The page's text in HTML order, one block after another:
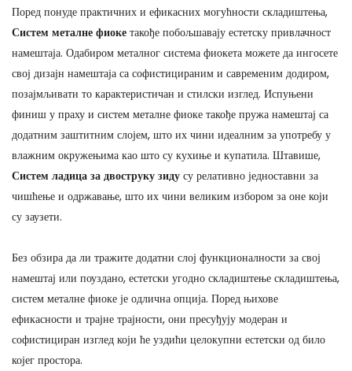
Поред понуде практичних и ефикасних могућности складиштења,
Систем металне фиоке такође побољшавају естетску привлачност
намештаја. Одабиром металног система фиокета можете да ингосете
свој дизајн намештаја са софистицираним и савременим додиром,
позајмљивати то карактеристичан и стилски изглед. Испуњени
финиш у праху и систем металне фиоке такође пружа намештај са
додатним заштитним слојем, што их чини идеалним за употребу у
влажним окружењима као што су кухиње и купатила. Штавише,
Систем ладица за двоструку зиду су релативно једноставни за
чишћење и одржавање, што их чини великим избором за оне који
су заузети.
Без обзира да ли тражите додатни слој функционалности за свој
намештај или поуздано, естетски угодно складиштење складиштења,
систем металне фиоке је одлична опција. Поред њихове
ефикасности и трајне трајности, они пресуђују модеран и
софистициран изглед који ће уздићи целокупни естетски од било
којег простора.